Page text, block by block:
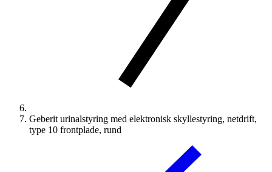
Geberit urinalstyring med elektronisk skyllestyring, netdrift,
type 10 frontplade, rund